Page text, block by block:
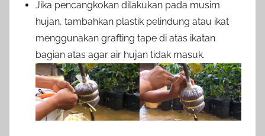
Jika pencangkokan dilakukan pada musim
hujan, tambahkan plastik pelindung atau ikat
menggunakan grafting tape di atas ikatan
bagian atas agar air hujan tidak masuk.